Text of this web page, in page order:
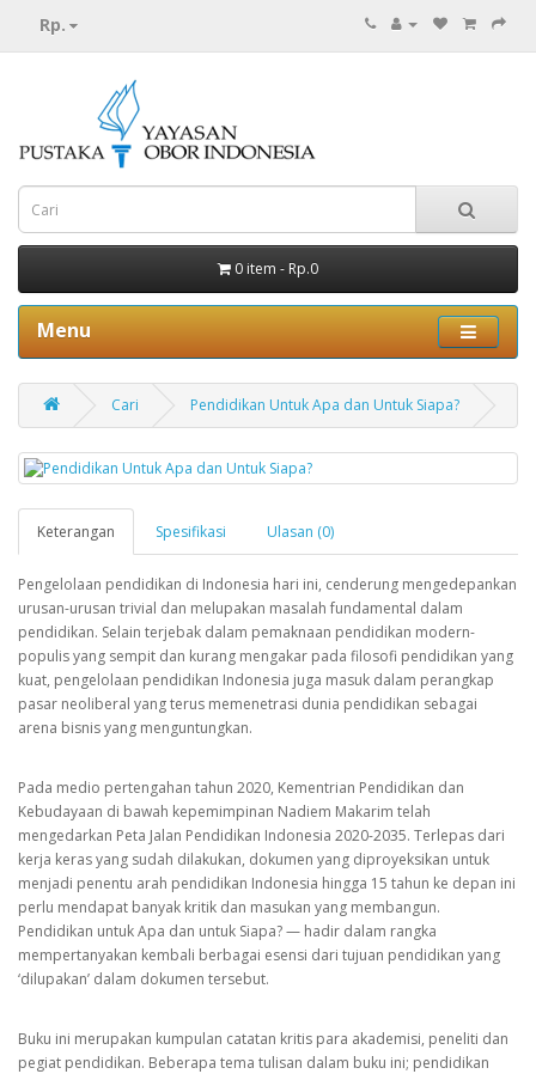
Rp.
0 item - Rp.0
Menu
Cari Pendidikan Untuk Apa dan Untuk Siapa?
Keterangan Spesifikasi Ulasan (0)
Pengelolaan pendidikan di Indonesia hari ini, cenderung mengedepankan
urusan-urusan trivial dan melupakan masalah fundamental dalam
pendidikan. Selain terjebak dalam pemaknaan pendidikan modern-
populis yang sempit dan kurang mengakar pada filosofi pendidikan yang
kuat, pengelolaan pendidikan Indonesia juga masuk dalam perangkap
pasar neoliberal yang terus memenetrasi dunia pendidikan sebagai
arena bisnis yang menguntungkan.
Pada medio pertengahan tahun 2020, Kementrian Pendidikan dan
Kebudayaan di bawah kepemimpinan Nadiem Makarim telah
mengedarkan Peta Jalan Pendidikan Indonesia 2020-2035. Terlepas dari
kerja keras yang sudah dilakukan, dokumen yang diproyeksikan untuk
menjadi penentu arah pendidikan Indonesia hingga 15 tahun ke depan ini
perlu mendapat banyak kritik dan masukan yang membangun.
Pendidikan untuk Apa dan untuk Siapa? — hadir dalam rangka
mempertanyakan kembali berbagai esensi dari tujuan pendidikan yang
‘dilupakan’ dalam dokumen tersebut.
Buku ini merupakan kumpulan catatan kritis para akademisi, peneliti dan
pegiat pendidikan. Beberapa tema tulisan dalam buku ini; pendidikan